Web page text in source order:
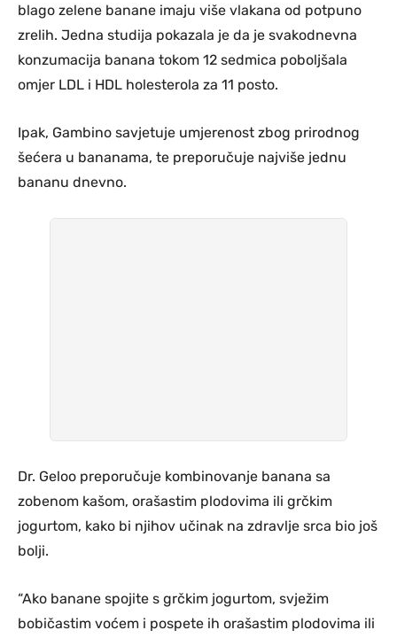
blago zelene banane imaju više vlakana od potpuno
zrelih. Jedna studija pokazala je da je svakodnevna
konzumacija banana tokom 12 sedmica poboljšala
omjer LDL i HDL holesterola za 11 posto.
Ipak, Gambino savjetuje umjerenost zbog prirodnog
šećera u bananama, te preporučuje najviše jednu
bananu dnevno.
Dr. Geloo preporučuje kombinovanje banana sa
zobenom kašom, orašastim plodovima ili grčkim
jogurtom, kako bi njihov učinak na zdravlje srca bio još
bolji.
“Ako banane spojite s grčkim jogurtom, svježim
bobičastim voćem i pospete ih orašastim plodovima ili